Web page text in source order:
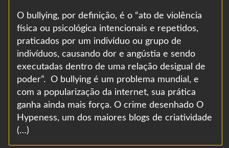
O bullying, por definição, é o “ato de violência
física ou psicológica intencionais e repetidos,
praticados por um indivíduo ou grupo de
indivíduos, causando dor e angústia e sendo
executadas dentro de uma relação desigual de
poder”. O bullying é um problema mundial, e
com a popularização da internet, sua prática
ganha ainda mais força. O crime desenhado O
Hypeness, um dos maiores blogs de criatividade
(…)